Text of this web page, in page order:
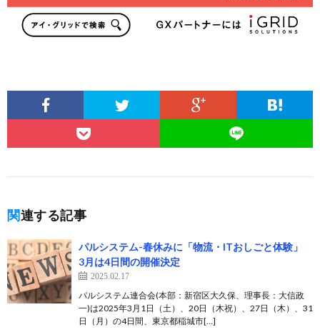
関連する記事
パルシステム-春休みに「物流・ITおしごと体験」
3月は4日間の開催決定
2025.02.17
パルシステム連合会(本部：新宿区大久保、理事長：大信政
一)は2025年3月1日（土）、20日（木祝）、27日（木）、31
日（月）の4日間、東京都稲城市[…]